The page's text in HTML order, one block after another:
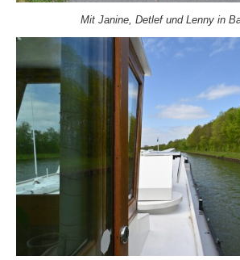
Mit Janine, Detlef und Lenny in